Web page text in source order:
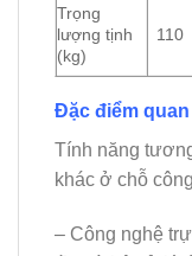
Trọng
lượng tịnh
(kg)
110
Đặc điểm
Tính năng
khác ở chỗ
– Công nghệ